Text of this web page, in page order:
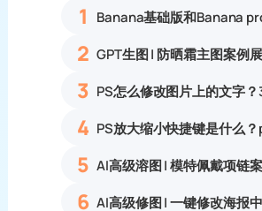
1
2 GPT生图 | 防晒霜主图案例
3
4
5
6